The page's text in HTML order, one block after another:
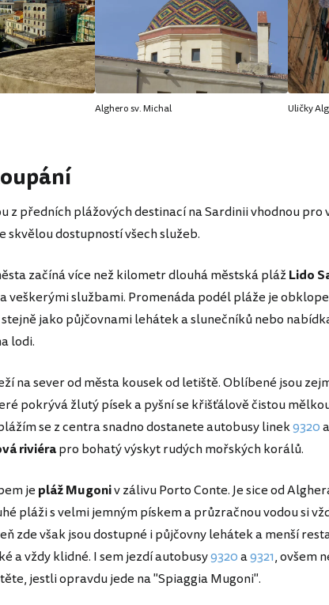
Alghero sv. Michal Uličky
z předních plážových destinací na Sardinii vhodnou pro
skvělou dostupností všech služeb.
začíná více než kilometr dlouhá městská plážLido
veškerými službami. Promenáda podél pláže je
jako půjčovnami lehátek a slunečníků nebo
lodi.
na sever od města kousek od letiště. Oblíbené jsou
pokrývá žlutý písek a pyšní se křišťálově čistou
se z centra snadno dostanete autobusy linek9320a
riviérapro bohatý výskyt rudých mořských korálů.
je pláž Mugoniv zálivu Porto Conte. Je sice od
pláži s velmi jemným pískem a průzračnou vodou si
zde však jsou dostupné i půjčovny lehátek a menší
a vždy klidné. I sem jezdí autobusy9320a9321, ovšem
jestli opravdu jede na "Spiaggia Mugoni".